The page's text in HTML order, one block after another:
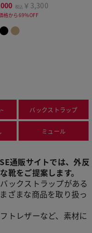
税込 ￥3,300
格から69%OFF
バックストラップ
ミュール
通販サイトでは、外反
靴をご提案します。
ックストラップがある
ざまな商品を取り扱っ
トレザーなど、素材に